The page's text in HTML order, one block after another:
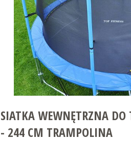
SIATKA WEWNĘTRZNA
- 244 CM TRAMPOLINA